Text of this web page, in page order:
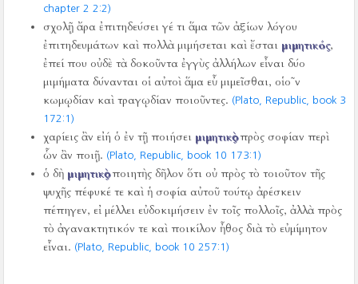
chapter 2 2:2)
σχολῇ ἄρα ἐπιτηδεύσει γέ τι ἅμα τῶν ἀξίων λόγου
ἐπιτηδευμάτων καὶ πολλὰ μιμήσεται καὶ ἔσται μιμητικός,
ἐπεί που οὐδὲ τὰ δοκοῦντα ἐγγὺς ἀλλήλων εἶναι δύο
μιμήματα δύνανται οἱ αὐτοὶ ἅμα εὖ μιμεῖσθαι, οἱο῀ν
κωμῳδίαν καὶ τραγῳδίαν ποιοῦντες. (Plato, Republic, book 3
172:1)
χαρίεις ἂν εἰή ὁ ἐν τῇ ποιήσει μιμητικὸςπρὸς σοφίαν περὶ
ὧν ἂν ποιῇ. (Plato, Republic, book 10 173:1)
ὁ δὴ μιμητικὸςποιητὴς δῆλον ὅτι οὐ πρὸς τὸ τοιοῦτον τῆς
ψυχῆς πέφυκέ τε καὶ ἡ σοφία αὐτοῦ τούτῳ ἀρέσκειν
πέπηγεν, εἰ μέλλει εὐδοκιμήσειν ἐν τοῖς πολλοῖς, ἀλλὰ πρὸς
τὸ ἀγανακτητικόν τε καὶ ποικίλον ἦθος διὰ τὸ εὐμίμητον
εἶναι. (Plato, Republic, book 10 257:1)